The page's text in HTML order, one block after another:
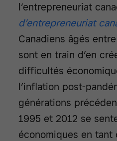
l’entrepreneuriat
d’entrepreneuriat
Canadiens âgés
sont en train d’en
difficultés
l’inflation post-
générations
1995 et 2012 se
économiques en tant